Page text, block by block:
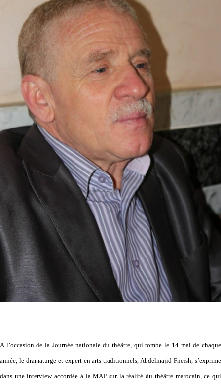
A l’occasion de la Journée nationale du théâtre, qui tombe le 14 mai de chaque
année, le dramaturge et expert en arts traditionnels, Abdelmajid Fneish, s’exprime
dans une interview accordée à la MAP sur la réalité du théâtre marocain, ce qui